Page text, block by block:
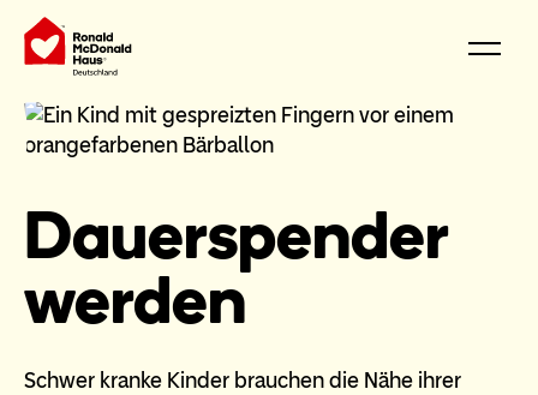
Dauerspender
werden
Schwer kranke Kinder brauchen die Nähe ihrer